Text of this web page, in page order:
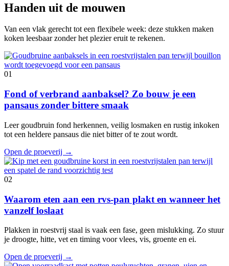
Handen uit de mouwen
Van een vlak gerecht tot een flexibele week: deze stukken maken
koken leesbaar zonder het plezier eruit te rekenen.
01
Fond of verbrand aanbaksel? Zo bouw je een
pansaus zonder bittere smaak
Leer goudbruin fond herkennen, veilig losmaken en rustig inkoken
tot een heldere pansaus die niet bitter of te zout wordt.
Open de proeverij →
02
Waarom eten aan een rvs-pan plakt en wanneer het
vanzelf loslaat
Plakken in roestvrij staal is vaak een fase, geen mislukking. Zo stuur
je droogte, hitte, vet en timing voor vlees, vis, groente en ei.
Open de proeverij →